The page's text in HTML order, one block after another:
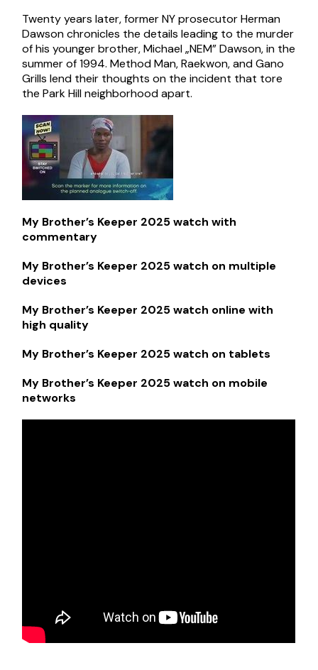
Twenty years later, former NY prosecutor Herman
Dawson chronicles the details leading to the murder
of his younger brother, Michael „NEM” Dawson, in the
summer of 1994. Method Man, Raekwon, and Gano
Grills lend their thoughts on the incident that tore
the Park Hill neighborhood apart.
My Brother’s Keeper 2025 watch with
commentary
My Brother’s Keeper 2025 watch on multiple
devices
My Brother’s Keeper 2025 watch online with
high quality
My Brother’s Keeper 2025 watch on tablets
My Brother’s Keeper 2025 watch on mobile
networks